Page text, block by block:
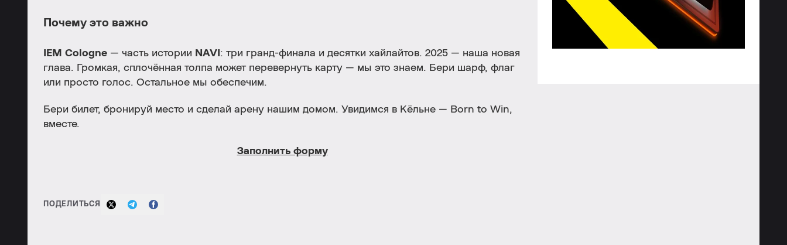
Почему это важно
IEM Cologne — часть истории NAVI : три гранд-финала и десятки хайлайтов. 2025 — наша новая
глава. Громкая, сплочённая толпа может перевернуть карту — мы это знаем. Бери шарф, флаг
или просто голос. Остальное мы обеспечим.
Бери билет, бронируй место и сделай арену нашим домом. Увидимся в Кёльне — Born to Win,
вместе.
Заполнить форму
ПОДЕЛИТЬСЯ